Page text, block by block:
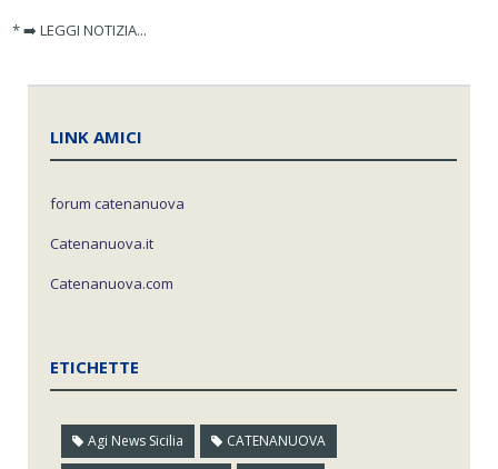
* ➡️ LEGGI NOTIZIA...
LINK AMICI
forum catenanuova
Catenanuova.it
Catenanuova.com
ETICHETTE
Agi News Sicilia CATENANUOVA